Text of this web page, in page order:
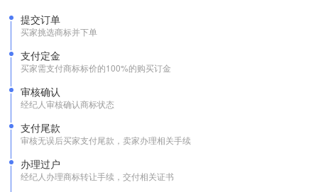
提交订单
买家挑选商标并下单
支付定金
买家需支付商标标价的100%的购买订金
审核确认
经纪人审核确认商标状态
支付尾款
审核无误后买家支付尾款，卖家办理相关手续
办理过户
经纪人办理商标转让手续，交付相关证书